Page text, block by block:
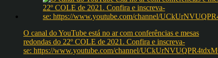
O canal do YouTube está no ar com conferências e mesas
redondas do 22º COLE de 2021. Confira e inscreva-
se: https://www.youtube.com/channel/